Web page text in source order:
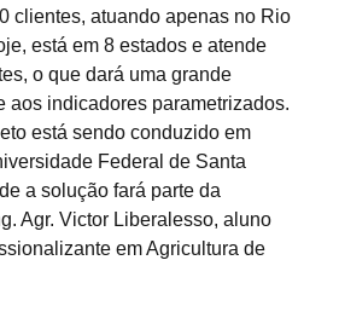
clientes, atuando apenas no Rio
está em 8 estados e atende
o que dará uma grande
aos indicadores parametrizados.
está sendo conduzido em
Federal de Santa
a solução fará parte da
Agr. Victor Liberalesso, aluno
em Agricultura de